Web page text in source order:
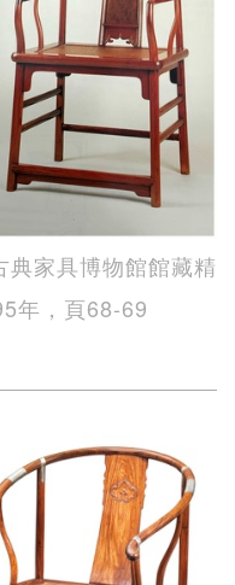
家具博物館館藏精
年，頁68-69